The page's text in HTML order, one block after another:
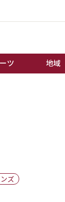
ツ 地域
ズ